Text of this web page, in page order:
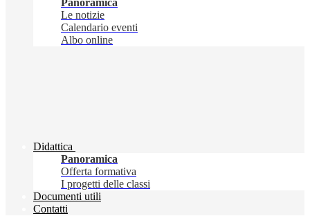
Panoramica
Le notizie
Calendario eventi
Albo online
Didattica
Panoramica
Offerta formativa
I progetti delle classi
Documenti utili
Contatti